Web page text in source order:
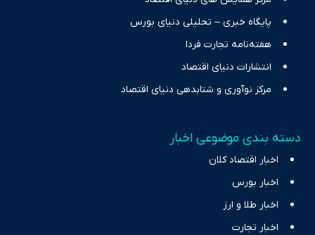
پایگاه خبری – تحلیلی دنیای بورس
هفته‌نامه تجارت فردا
انتشارات دنیای اقتصاد
مرکز نوآوری و شتابدهی دنیای اقتصاد
دسته بندی موضوعی اخبار
اخبار اقتصاد کلان
اخبار بورس
اخبار طلا و ارز
اخبار تجارت